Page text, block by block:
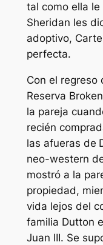
tal como ella
Sheridan les
adoptivo,
perfecta.
Con el regreso
Reserva
la pareja
recién
las afueras de
neo-western
mostró a la
propiedad,
vida lejos del
familia Dutton
Juan III. Se